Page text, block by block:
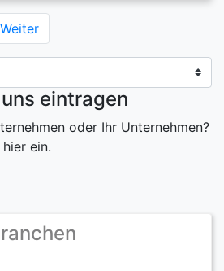
Weiter
eintragen
oder Ihr Unternehmen?
ein.